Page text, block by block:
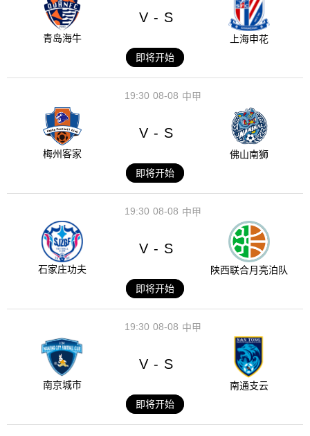
青岛海牛
V - S
上海申花
即将开始
08-08
19:30 中甲
梅州客家
V - S
佛山南狮
即将开始
08-08
19:30 中甲
石家庄功夫
V - S
陕西联合月亮泊队
即将开始
08-08
19:30 中甲
南京城市
V - S
南通支云
即将开始